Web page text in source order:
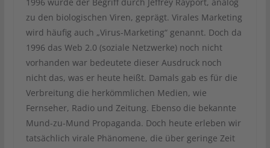
zu den biologischen Viren, geprägt. Virales Marketing
wird häufig auch „Virus-Marketing“ genannt. Doch da
1996 das Web 2.0 (soziale Netzwerke) noch nicht
vorhanden war bedeutete dieser Ausdruck noch
nicht das, was er heute heißt. Damals gab es für die
Verbreitung die herkömmlichen Medien, wie
Fernseher, Radio und Zeitung. Ebenso die bekannte
Mund-zu-Mund Propaganda. Doch heute erleben wir
tatsächlich virale Phänomene, die über geringe Zeit